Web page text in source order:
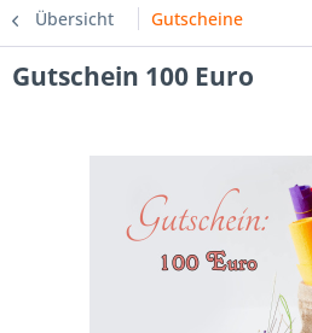
Übersicht Gutscheine
Gutschein 100 Euro